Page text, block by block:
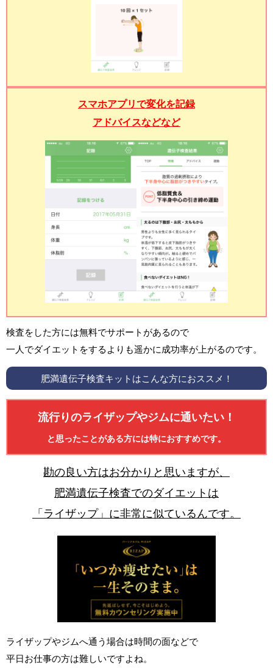
スマホアプリで変化を記録
アドバイスなどなど
検査をした方には無料でサポートがあるので
一人でダイエットをするよりも遥かに成功率が上がるのです。
肥満遺伝子検査キットはこんな方におススメ！
流行りのライザップやジムに通いたい！
と思ったことがある方には特におすすめです。
勘の良い方はお分かりと思いますが、
肥満遺伝子検査でのダイエットは
「ライザップ」に非常に似ているんです。
ライザップやジムへ通う場合は時間の面などで
平日お仕事の方は難しいですよね。